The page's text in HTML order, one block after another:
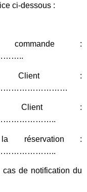
ci-dessous :
:
:
Client :
:
de notification du